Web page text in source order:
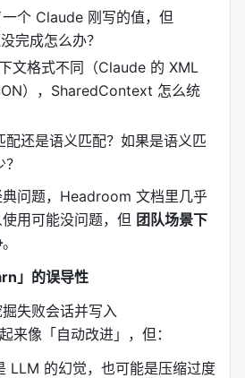
（不出境） 2. 压缩后的摘要发给
我需要看完整内容」，通过
API 按需获取
行为，但 LLM 可以随时要求
可逆性 数据出境
✅ ❌
❌
❌
个 Claude 刚写的值，但
完成怎么办？
文格式不同（Claude 的 XML
），SharedContext 怎么统
配还是语义匹配？如果是语义匹
问题，Headroom 文档里几乎
用可能没问题，但 团队场景下
。
」的误导性
失败会话并写入
来像「自动改进」，但：
LLM 的幻觉，也可能是压缩过度